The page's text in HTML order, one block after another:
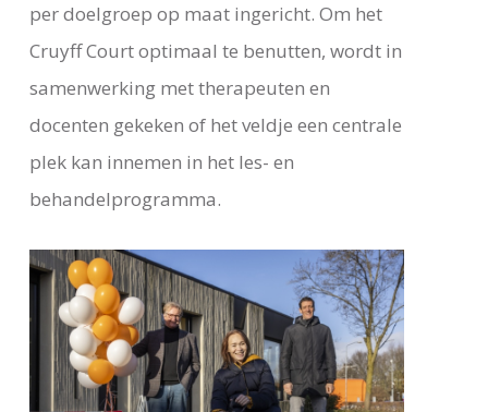
per doelgroep op maat ingericht. Om het
Cruyff Court optimaal te benutten, wordt in
samenwerking met therapeuten en
docenten gekeken of het veldje een centrale
plek kan innemen in het les- en
behandelprogramma.